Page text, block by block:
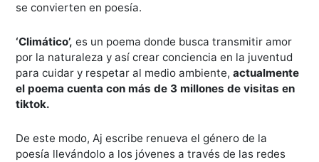
se convierten en poesía.
‘Climático’, es un poema donde busca transmitir amor
por la naturaleza y así crear conciencia en la juventud
para cuidar y respetar al medio ambiente,actualmente
el poema cuenta con más de 3 millones de visitas en
tiktok.
De este modo, Aj escribe renueva el género de la
poesía llevándolo a los jóvenes a través de las redes